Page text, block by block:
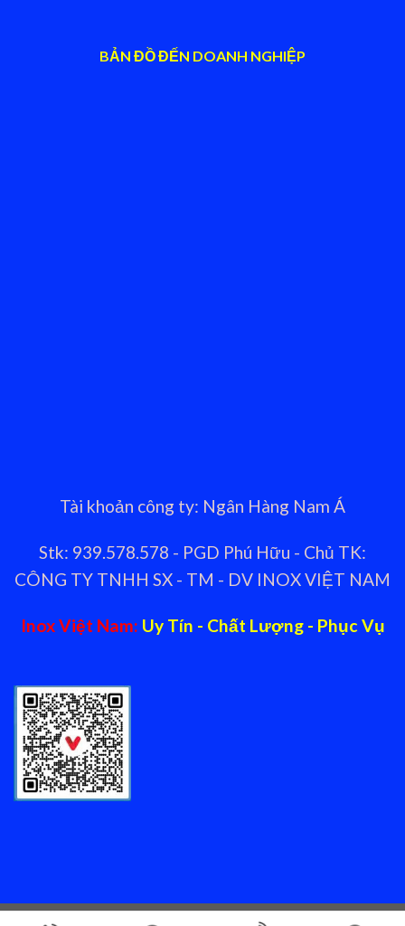
BẢN ĐỒ ĐẾN DOANH NGHIỆP
Tài khoản công ty: Ngân Hàng Nam Á
Stk: 939.578.578 - PGD Phú Hữu - Chủ TK:
CÔNG TY TNHH SX - TM - DV INOX VIỆT NAM
Inox Việt Nam: Uy Tín - Chất Lượng - Phục Vụ